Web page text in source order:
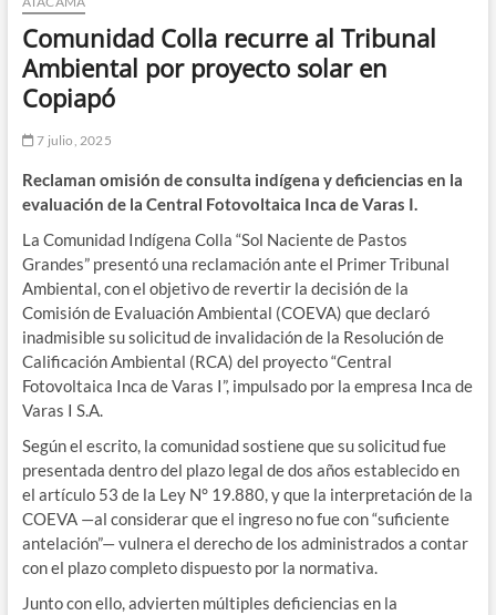
Comunidad Colla recurre al Tribunal
Ambiental por proyecto solar en
Copiapó
7 julio, 2025
Reclaman omisión de consulta indígena y deficiencias en la
evaluación de la Central Fotovoltaica Inca de Varas I.
La Comunidad Indígena Colla “Sol Naciente de Pastos
Grandes” presentó una reclamación ante el Primer Tribunal
Ambiental, con el objetivo de revertir la decisión de la
Comisión de Evaluación Ambiental (COEVA) que declaró
inadmisible su solicitud de invalidación de la Resolución de
Calificación Ambiental (RCA) del proyecto “Central
Fotovoltaica Inca de Varas I”, impulsado por la empresa Inca de
Varas I S.A.
Según el escrito, la comunidad sostiene que su solicitud fue
presentada dentro del plazo legal de dos años establecido en
el artículo 53 de la Ley N° 19.880, y que la interpretación de la
COEVA —al considerar que el ingreso no fue con “suficiente
antelación”— vulnera el derecho de los administrados a contar
con el plazo completo dispuesto por la normativa.
Junto con ello, advierten múltiples deficiencias en la